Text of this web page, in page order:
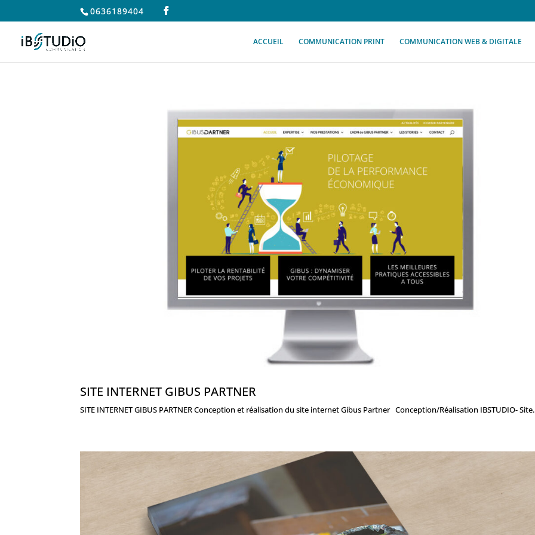
0636189404
ACCUEIL COMMUNICATION PRINT COMMUNICATION WEB & DIGITALE
SITE INTERNET GIBUS PARTNER
SITE INTERNET GIBUS PARTNER Conception et réalisation du site internet Gibus Partner Conception/Réalisation IBSTUDIO-